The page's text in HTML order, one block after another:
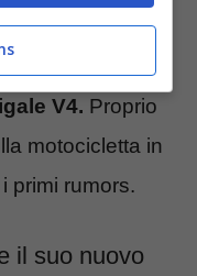
Sui suoi profili
scatti in cui è
V4. Proprio
motocicletta in
primi rumors.
il suo nuovo